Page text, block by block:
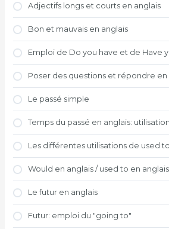
Adjectifs longs et courts en anglais
Bon et mauvais en anglais
Emploi de Do you have et de Have
Poser des questions et répondre en
Le passé simple
Temps du passé en anglais:
Les différentes utilisations de used to
Would en anglais / used to en anglais
Le futur en anglais
Futur: emploi du "going to"